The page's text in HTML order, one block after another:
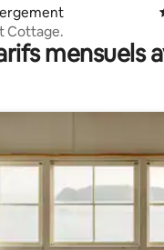
Cottage.
mensuels